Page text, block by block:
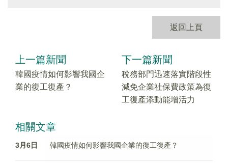
返回上頁
上一篇新聞
韓國疫情如何影響我國企
業的復工復產？
下一篇新聞
稅務部門迅速落實階段性
減免企業社保費政策為復
工復產添動能增活力
相關文章
3月6日 韓國疫情如何影響我國企業的復工復產？